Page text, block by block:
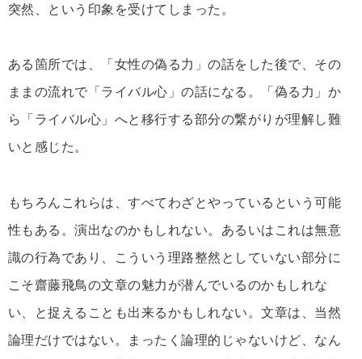
突然、という印象を受けてしまった。
ある箇所では、「女性の偽る力」の話をした後で、その
ままの流れで「ライバル心」の話になる。「偽る力」か
ら「ライバル心」へと移行する部分の繋がりが理解し難
いと感じた。
もちろんこれらは、すべてわざとやっているという可能
性もある。演出なのかもしれない。あるいはこれは無意
識の行為であり、こういう理路整然としていない部分に
こそ齋藤飛鳥の文章の魅力が潜んでいるのかもしれな
い、と捉えることも出来るかもしれない。文章は、当然
論理だけではない。まったく論理的じゃないけど、なん